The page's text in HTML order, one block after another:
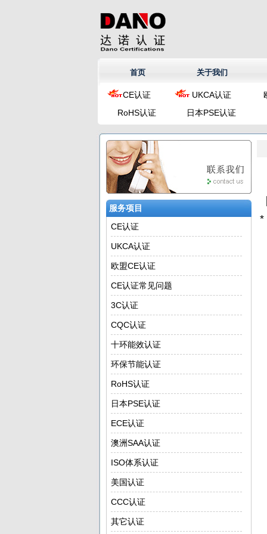
首页 关于我们
CE认证 UKCA认证
RoHS认证
日本PSE认证
服务项目
CE认证
UKCA认证
欧盟CE认证
CE认证常见问题
3C认证
CQC认证
十环能效认证
环保节能认证
RoHS认证
日本PSE认证
ECE认证
澳洲SAA认证
ISO体系认证
美国认证
CCC认证
其它认证
*